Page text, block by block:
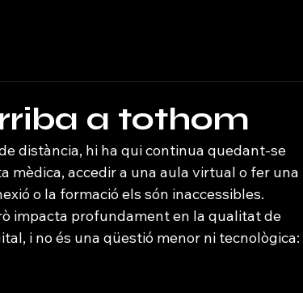
a tothom
distància, hi ha qui continua quedant-se
mèdica, accedir a una aula virtual o fer una
o la formació els són inaccessibles.
impacta profundament en la qualitat de
i no és una qüestió menor ni tecnològica: